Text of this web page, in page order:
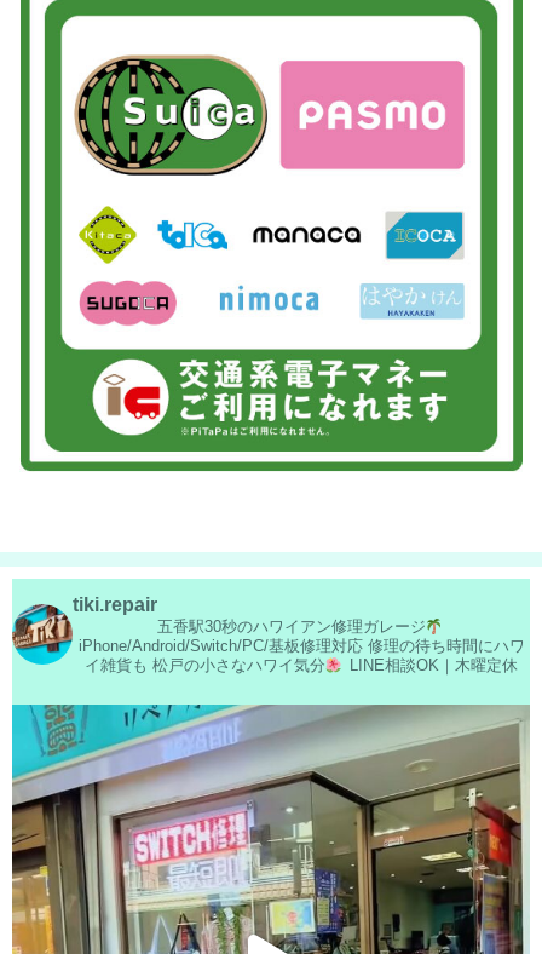
tiki.repair
五香駅30秒のハワイアン修理ガレージ
iPhone/Android/Switch/PC/基板修理対応修理の待ち時間にハワ
イ雑貨も 松戸の小さなハワイ気分 LINE相談OK｜木曜定休